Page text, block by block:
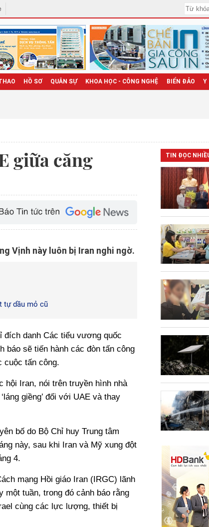
HỒ SƠ QUÂN SỰ KHOA HỌC - CÔNG NGHỆ BIỂN ĐẢO Y
giữa căng
Vịnh này luôn bị Iran nghi ngờ.
tự dầu mỏ cũ
đích danh Các tiểu vương quốc
báo sẽ tiến hành các đòn tấn công
cuộc tấn công.
hội Iran, nói trên truyền hình nhà
giềng’ đối với UAE và thay
bố do Bộ Chỉ huy Trung tâm
này, sau khi Iran và Mỹ xung đột
4.
mạng Hồi giáo Iran (IRGC) lãnh
tuần, trong đó cảnh báo rằng
cùng các lực lượng, thiết bị
TIN ĐỌC